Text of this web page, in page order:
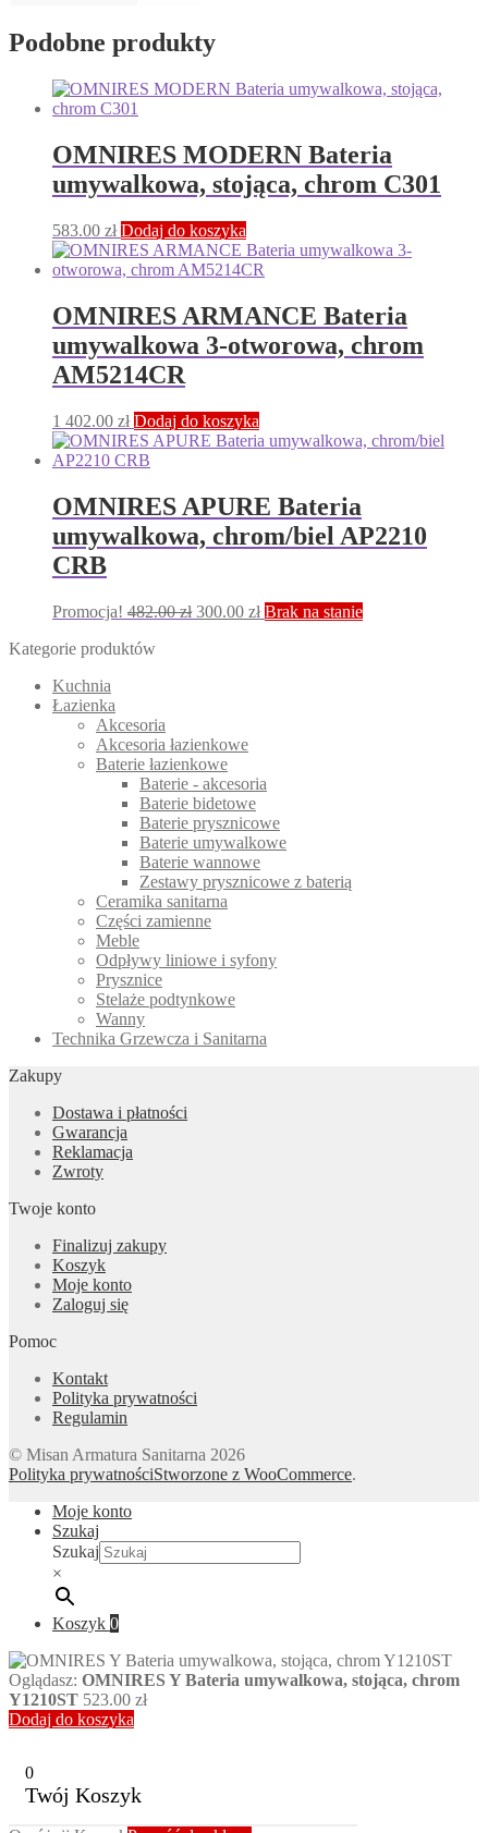
Podobne produkty
OMNIRES MODERN Bateria
umywalkowa, stojąca, chrom C301
583.00 zł Dodaj do koszyka
OMNIRES ARMANCE Bateria
umywalkowa 3-otworowa, chrom
AM5214CR
1 402.00 zł Dodaj do koszyka
OMNIRES APURE Bateria
umywalkowa, chrom/biel AP2210
CRB
Promocja! 482.00zł Pierwotna
300.00 złAktualna
Brak na stanie
Kategorie produktów
Kuchnia
Łazienka
Akcesoria
Akcesoria łazienkowe
Baterie łazienkowe
Baterie - akcesoria
Baterie bidetowe
Baterie prysznicowe
Baterie umywalkowe
Baterie wannowe
Zestawy prysznicowe z baterią
Ceramika sanitarna
Części zamienne
Meble
Odpływy liniowe i syfony
Prysznice
Stelaże podtynkowe
Wanny
Technika Grzewcza i Sanitarna
Zakupy
Dostawa i płatności
Gwarancja
Reklamacja
Zwroty
Twoje konto
Finalizuj zakupy
Koszyk
Moje konto
Zaloguj się
Pomoc
Kontakt
Polityka prywatności
Regulamin
© Misan Armatura Sanitarna 2026
Polityka prywatnościStworzone z WooCommerce.
Moje konto
Szukaj
Szukaj
×
Koszyk 0
Oglądasz: OMNIRES Y Bateria umywalkowa, stojąca, chrom
Y1210ST 523.00 zł
Dodaj do koszyka
0
Twój Koszyk